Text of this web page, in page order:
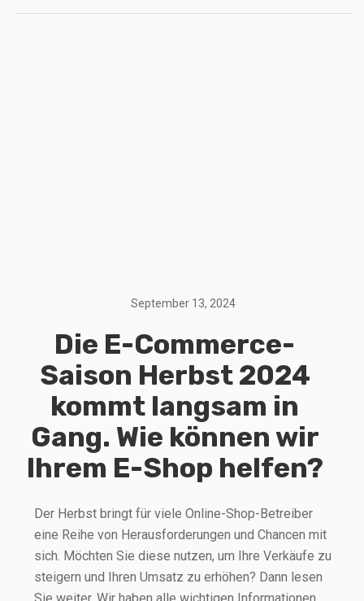
September 13, 2024
Die E-Commerce-
Saison Herbst 2024
kommt langsam in
Gang. Wie können wir
Ihrem E-Shop helfen?
Der Herbst bringt für viele Online-Shop-Betreiber
eine Reihe von Herausforderungen und Chancen mit
sich. Möchten Sie diese nutzen, um Ihre Verkäufe zu
steigern und Ihren Umsatz zu erhöhen? Dann lesen